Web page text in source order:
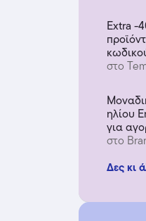
Extra -
στο
ηλίου
για
στο
Δες κι